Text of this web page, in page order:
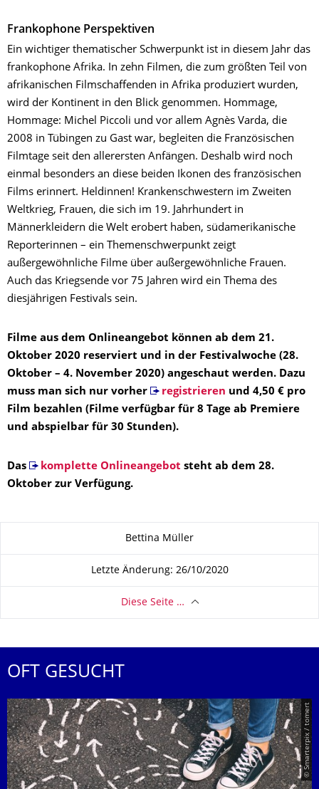
Frankophone Perspektiven
Ein wichtiger thematischer Schwerpunkt ist in diesem Jahr das
frankophone Afrika. In zehn Filmen, die zum größten Teil von
afrikanischen Filmschaffenden in Afrika produziert wurden,
wird der Kontinent in den Blick genommen. Hommage,
Hommage: Michel Piccoli und vor allem Agnès Varda, die
2008 in Tübingen zu Gast war, begleiten die Französischen
Filmtage seit den allerersten Anfängen. Deshalb wird noch
einmal besonders an diese beiden Ikonen des französischen
Films erinnert. Heldinnen! Krankenschwestern im Zweiten
Weltkrieg, Frauen, die sich im 19. Jahrhundert in
Männerkleidern die Welt erobert haben, südamerikanische
Reporterinnen – ein Themenschwerpunkt zeigt
außergewöhnliche Filme über außergewöhnliche Frauen.
Auch das Kriegsende vor 75 Jahren wird ein Thema des
diesjährigen Festivals sein.
Filme aus dem Onlineangebot können ab dem 21.
Oktober 2020 reserviert und in der Festivalwoche (28.
Oktober – 4. November 2020) angeschaut werden. Dazu
muss man sich nur vorher
registrieren und 4,50 € pro
Film bezahlen (Filme verfügbar für 8 Tage ab Premiere
und abspielbar für 30 Stunden).
Das komplette Onlineangebot steht ab dem 28.
Oktober zur Verfügung.
Bettina Müller
Letzte Änderung: 26/10/2020
Diese Seite …
OFT GESUCHT
© Smarterpix / tomert